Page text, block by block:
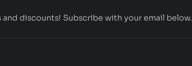
discounts! Subscribe with your email below.